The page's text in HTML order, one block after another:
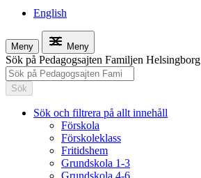
English
Meny Meny
Sök på Pedagogsajten Familjen Helsingborg
Sök
Sök och filtrera på allt innehåll
Förskola
Förskoleklass
Fritidshem
Grundskola 1-3
Grundskola 4-6